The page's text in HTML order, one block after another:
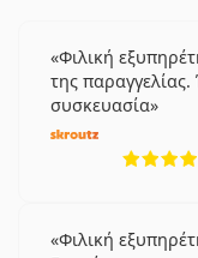
Φιλική
της
συσκευασία
Φιλική